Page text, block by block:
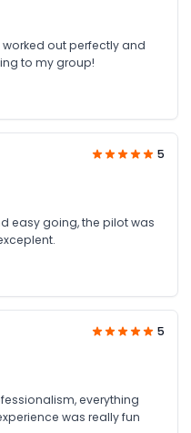
out perfectly and
to my group!
5
easy going, the pilot was
5
everything
was really fun